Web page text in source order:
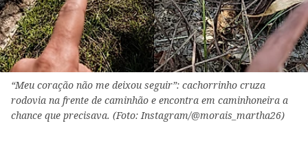
“Meu coração não me deixou seguir”: cachorrinho cruza
rodovia na frente de caminhão e encontra em caminhoneira a
chance que precisava. (Foto: Instagram/@morais_martha26)